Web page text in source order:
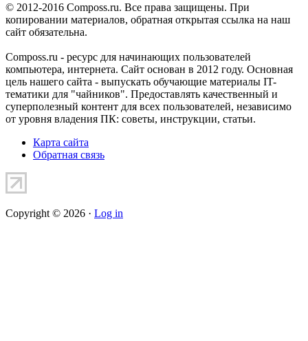
© 2012-2016 Composs.ru. Все права защищены. При
копировании материалов, обратная открытая ссылка на наш
сайт обязательна.
Composs.ru - ресурс для начинающих пользователей
компьютера, интернета. Сайт основан в 2012 году. Основная
цель нашего сайта - выпускать обучающие материалы IT-
тематики для "чайников". Предоставлять качественный и
суперполезный контент для всех пользователей, независимо
от уровня владения ПК: советы, инструкции, статьи.
Карта сайта
Обратная связь
Copyright © 2026 · Log in